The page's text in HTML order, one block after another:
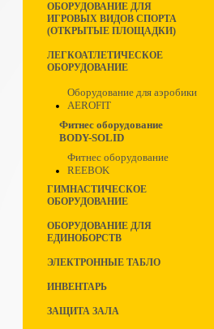
ОБОРУДОВАНИЕ ДЛЯ
ИГРОВЫХ ВИДОВ СПОРТА
(ОТКРЫТЫЕ ПЛОЩАДКИ)
ЛЕГКОАТЛЕТИЧЕСКОЕ
ОБОРУДОВАНИЕ
Оборудование для аэробики
AEROFIT
Фитнес оборудование
BODY-SOLID
Фитнес оборудование
REEBOK
ГИМНАСТИЧЕСКОЕ
ОБОРУДОВАНИЕ
ОБОРУДОВАНИЕ ДЛЯ
ЕДИНОБОРСТВ
ЭЛЕКТРОННЫЕ ТАБЛО
ИНВЕНТАРЬ
ЗАЩИТА ЗАЛА